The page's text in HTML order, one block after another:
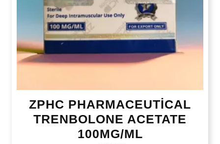
ZPHC PHARMACEUTİCAL
TRENBOLONE ACETATE
100MG/ML